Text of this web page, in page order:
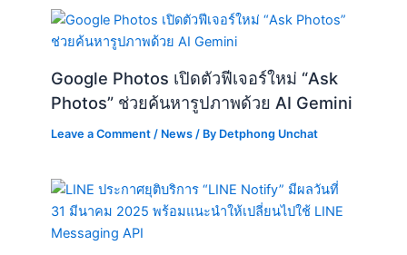
Google Photos เปิดตัวฟีเจอร์ใหม่ “Ask
Photos” ช่วยค้นหารูปภาพด้วย AI Gemini
Leave a Comment / News / By Detphong Unchat